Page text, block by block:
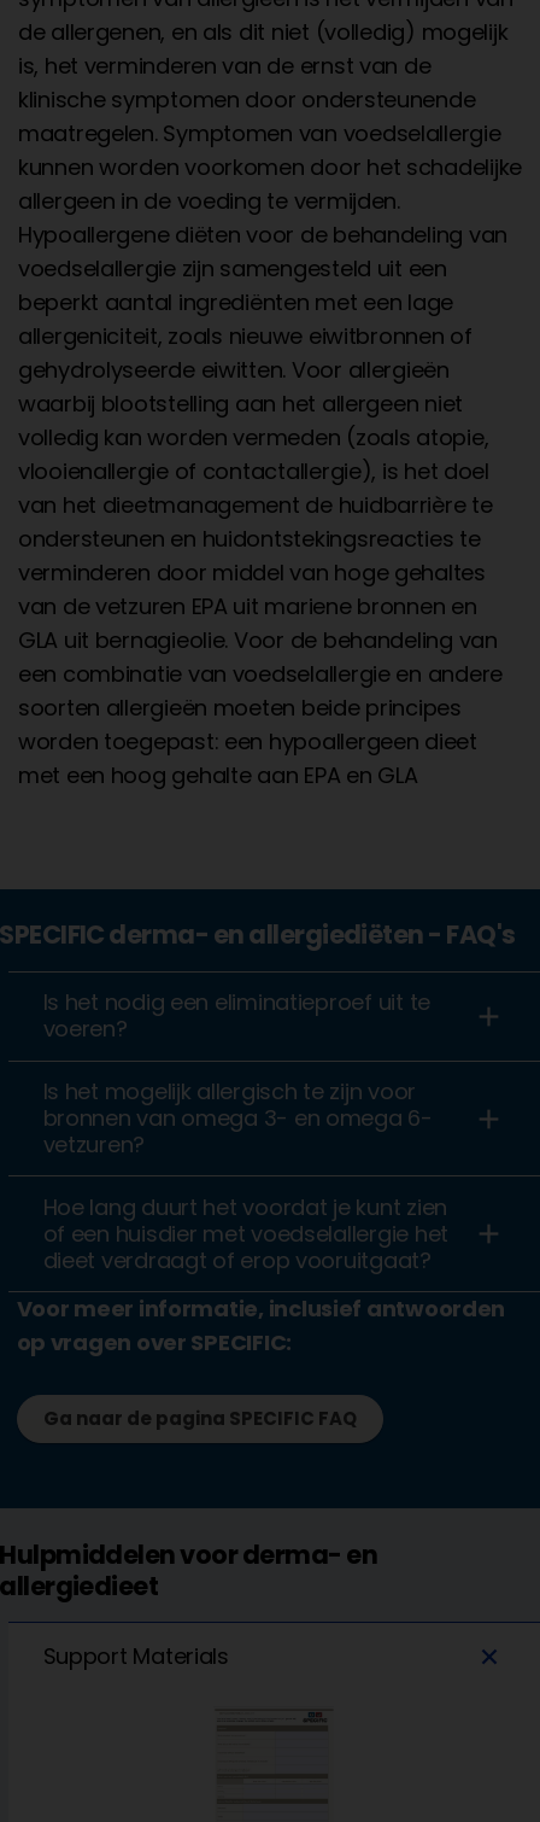
de allergenen, en als dit niet (volledig) mogelijk
is, het verminderen van de ernst van de
klinische symptomen door ondersteunende
maatregelen. Symptomen van voedselallergie
kunnen worden voorkomen door het schadelijke
allergeen in de voeding te vermijden.
Hypoallergene diëten voor de behandeling van
voedselallergie zijn samengesteld uit een
beperkt aantal ingrediënten met een lage
allergeniciteit, zoals nieuwe eiwitbronnen of
gehydrolyseerde eiwitten. Voor allergieën
waarbij blootstelling aan het allergeen niet
volledig kan worden vermeden (zoals atopie,
vlooienallergie of contactallergie), is het doel
van het dieetmanagement de huidbarrière te
ondersteunen en huidontstekingsreacties te
verminderen door middel van hoge gehaltes
van de vetzuren EPA uit mariene bronnen en
GLA uit bernagieolie. Voor de behandeling van
een combinatie van voedselallergie en andere
soorten allergieën moeten beide principes
worden toegepast: een hypoallergeen dieet
met een hoog gehalte aan EPA en GLA
SPECIFIC derma- en allergiediëten - FAQ's
Is het nodig een eliminatieproef uit te
voeren?
add
Is het mogelijk allergisch te zijn voor
bronnen van omega 3- en omega 6-
vetzuren?
add
Hoe lang duurt het voordat je kunt zien
of een huisdier met voedselallergie het
dieet verdraagt of erop vooruitgaat?
add
Voor meer informatie, inclusief antwoorden
op vragen over SPECIFIC:
Ga naar de pagina SPECIFIC FAQ
Hulpmiddelen voor derma- en
allergiedieet
Support Materials add